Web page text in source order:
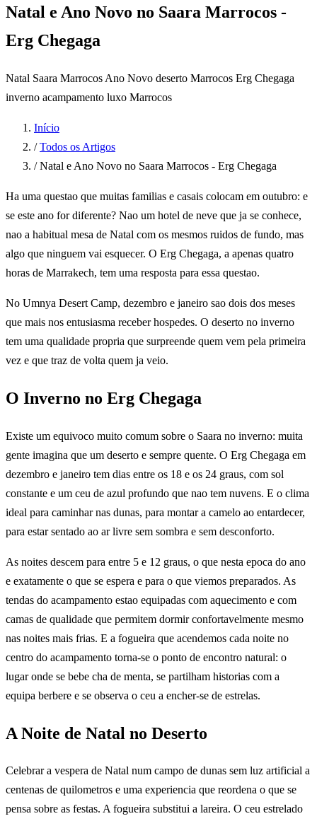
Natal e Ano Novo no Saara Marrocos -
Erg Chegaga
Natal Saara Marrocos Ano Novo deserto Marrocos Erg Chegaga
inverno acampamento luxo Marrocos
Início
/ Todos os Artigos
/ Natal e Ano Novo no Saara Marrocos - Erg Chegaga
Ha uma questao que muitas familias e casais colocam em outubro: e
se este ano for diferente? Nao um hotel de neve que ja se conhece,
nao a habitual mesa de Natal com os mesmos ruidos de fundo, mas
algo que ninguem vai esquecer. O Erg Chegaga, a apenas quatro
horas de Marrakech, tem uma resposta para essa questao.
No Umnya Desert Camp, dezembro e janeiro sao dois dos meses
que mais nos entusiasma receber hospedes. O deserto no inverno
tem uma qualidade propria que surpreende quem vem pela primeira
vez e que traz de volta quem ja veio.
O Inverno no Erg Chegaga
Existe um equivoco muito comum sobre o Saara no inverno: muita
gente imagina que um deserto e sempre quente. O Erg Chegaga em
dezembro e janeiro tem dias entre os 18 e os 24 graus, com sol
constante e um ceu de azul profundo que nao tem nuvens. E o clima
ideal para caminhar nas dunas, para montar a camelo ao entardecer,
para estar sentado ao ar livre sem sombra e sem desconforto.
As noites descem para entre 5 e 12 graus, o que nesta epoca do ano
e exatamente o que se espera e para o que viemos preparados. As
tendas do acampamento estao equipadas com aquecimento e com
camas de qualidade que permitem dormir confortavelmente mesmo
nas noites mais frias. E a fogueira que acendemos cada noite no
centro do acampamento torna-se o ponto de encontro natural: o
lugar onde se bebe cha de menta, se partilham historias com a
equipa berbere e se observa o ceu a encher-se de estrelas.
A Noite de Natal no Deserto
Celebrar a vespera de Natal num campo de dunas sem luz artificial a
centenas de quilometros e uma experiencia que reordena o que se
pensa sobre as festas. A fogueira substitui a lareira. O ceu estrelado